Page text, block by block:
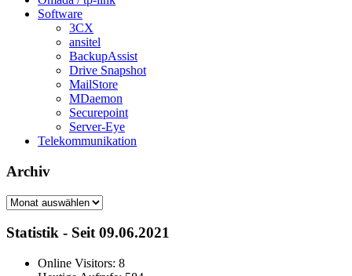
Software
3CX
ansitel
BackupAssist
Drive Snapshot
MailStore
MDaemon
Securepoint
Server-Eye
Telekommunikation
Archiv
Archiv
Statistik - Seit 09.06.2021
Online Visitors: 8